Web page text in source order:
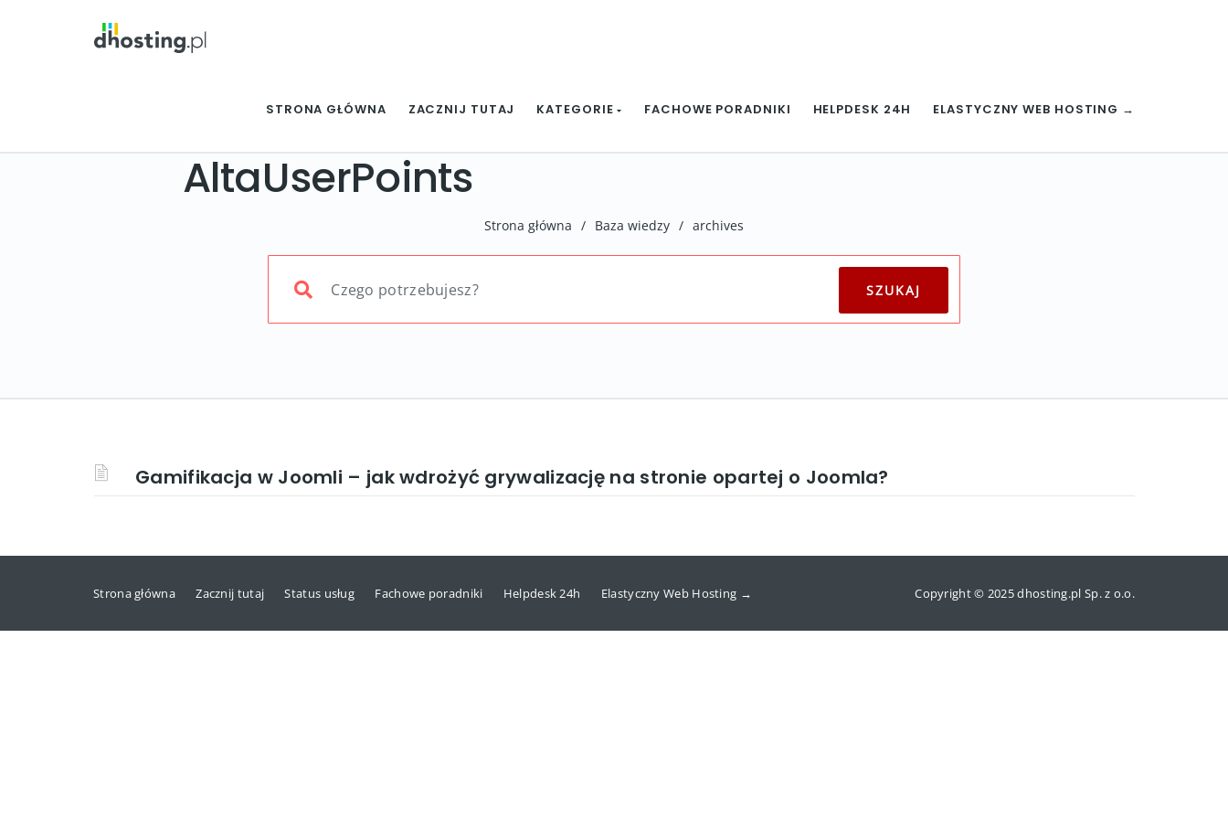
STRONA GŁÓWNA ZACZNIJ TUTAJ KATEGORIE FACHOWE PORADNIKI HELPDESK 24H ELASTYCZNY WEB HOSTING →
AltaUserPoints
Strona główna / Baza wiedzy / archives
Gamifikacja w Joomli – jak wdrożyć grywalizację na stronie opartej o Joomla?
Strona główna Zacznij tutaj Status usług Fachowe poradniki Helpdesk 24h Elastyczny Web Hosting → Copyright © 2025 dhosting.pl Sp. z o.o.